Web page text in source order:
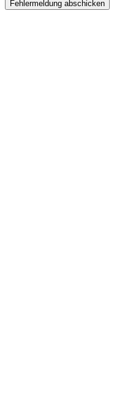
Fehlermeldung abschicken